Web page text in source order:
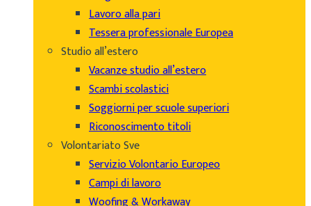
Lavoro alla pari
Tessera professionale Europea
Studio all’estero
Vacanze studio all’estero
Scambi scolastici
Soggiorni per scuole superiori
Riconoscimento titoli
Volontariato Sve
Servizio Volontario Europeo
Campi di lavoro
Woofing & Workaway